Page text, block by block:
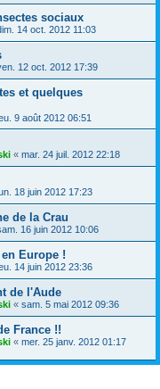
sociaux
14 oct. 2012 11:03
12 oct. 2012 17:39
et quelques
9 août 2012 06:51
« mar. 24 juil. 2012 22:18
18 juin 2012 17:23
de la Crau
16 juin 2012 10:06
Europe !
14 juin 2012 23:36
de l'Aude
« sam. 5 mai 2012 09:36
France !!
« mer. 25 janv. 2012 01:17